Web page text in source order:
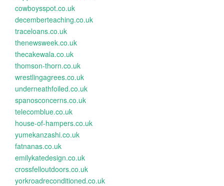
cowboysspot.co.uk
decemberteaching.co.uk
traceloans.co.uk
thenewsweek.co.uk
thecakewala.co.uk
thomson-thorn.co.uk
wrestlingagrees.co.uk
underneathfoiled.co.uk
spanosconcerns.co.uk
telecomblue.co.uk
house-of-hampers.co.uk
yumekanzashi.co.uk
fatnanas.co.uk
emilykatedesign.co.uk
crossfelloutdoors.co.uk
yorkroadreconditioned.co.uk